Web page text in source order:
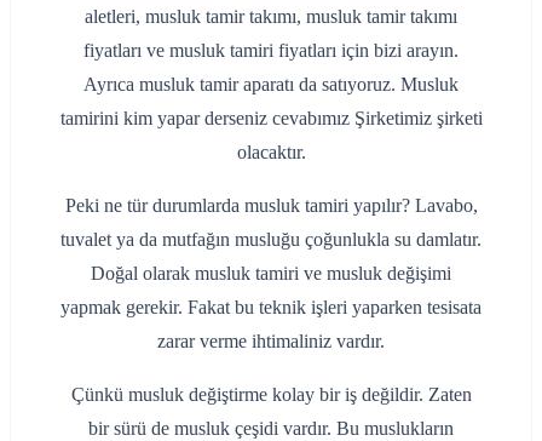
aletleri, musluk tamir takımı, musluk tamir takımı
fiyatları ve musluk tamiri fiyatları için bizi arayın.
Ayrıca musluk tamir aparatı da satıyoruz. Musluk
tamirini kim yapar derseniz cevabımız Şirketimiz şirketi
olacaktır.
Peki ne tür durumlarda musluk tamiri yapılır? Lavabo,
tuvalet ya da mutfağın musluğu çoğunlukla su damlatır.
Doğal olarak musluk tamiri ve musluk değişimi
yapmak gerekir. Fakat bu teknik işleri yaparken tesisata
zarar verme ihtimaliniz vardır.
Çünkü musluk değiştirme kolay bir iş değildir. Zaten
bir sürü de musluk çeşidi vardır. Bu muslukların